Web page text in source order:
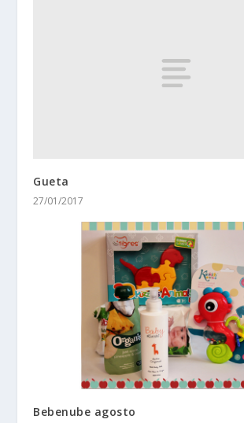
Gueta
27/01/2017
Bebenube agosto